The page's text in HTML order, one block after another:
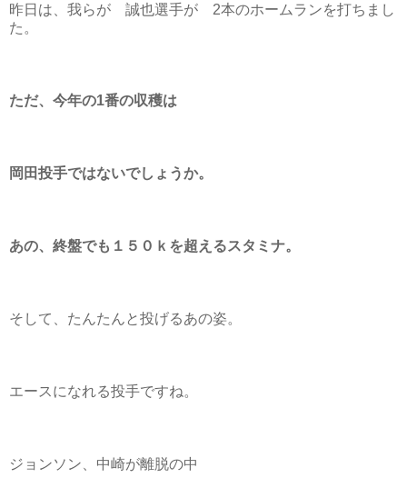
昨日は、我らが 誠也選手が 2本のホームランを打ちまし
た。
ただ、今年の1番の収穫は
岡田投手ではないでしょうか。
あの、終盤でも１５０ｋを超えるスタミナ。
そして、たんたんと投げるあの姿。
エースになれる投手ですね。
ジョンソン、中崎が離脱の中